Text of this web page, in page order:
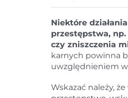
Niektóre
przestępstwa,
czy zniszczenia
karnych powinna
uwzględnieniem
Wskazać należy,